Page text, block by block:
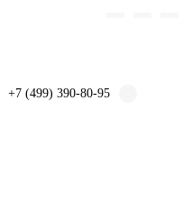
+7 (499) 390-80-95